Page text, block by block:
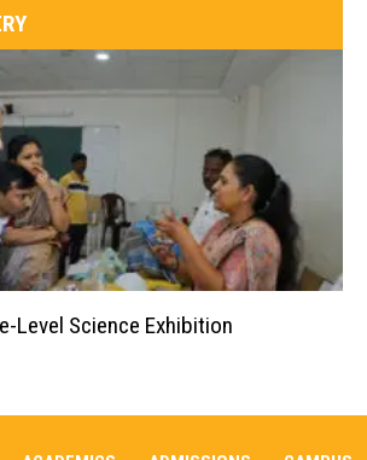
Level Science Exhibition